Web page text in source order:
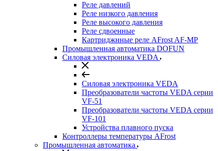
Реле давлений
Реле низкого давления
Реле высокого давления
Реле сдвоенные
Картриджнные реле AFrost AF-MP
Промышленная автоматика DOFUN
Силовая электроника VEDA
Силовая электроника VEDA
Преобразователи частоты VEDA серии
VF-51
Преобразователи частоты VEDA серии
VF-101
Устройства плавного пуска
Контроллеры температуры AFrost
Промышленная автоматика